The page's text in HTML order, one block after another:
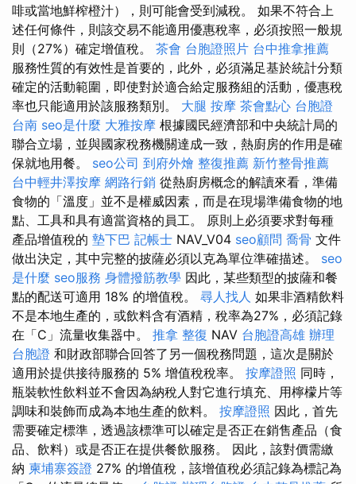
啡或當地鮮榨橙汁），則可能會受到減稅。 如果不符合上
述任何條件，則該交易不能適用優惠稅率，必須按照一般規
則（27%）確定增值稅。 茶會 台胞證照片 台中推拿推薦
服務性質的有效性是首要的，此外，必須滿足基於統計分類
確定的活動範圍，即使對於適合給定服務組的活動，優惠稅
率也只能適用於該服務類別。 大腿 按摩 茶會點心 台胞證
台南 seo是什麼 大雅按摩 根據國民經濟部和中央統計局的
聯合立場，並與國家稅務機關達成一致，熱廚房的作用是確
保就地用餐。 seo公司 到府外燴 整復推薦 新竹整骨推薦
台中輕井澤按摩 網路行銷 從熱廚房概念的解讀來看，準備
食物的「溫度」並不是權威因素，而是在現場準備食物的地
點、工具和具有適當資格的員工。 原則上必須要求對每種
產品增值稅的 墊下巴 記帳士 NAV_V04 seo顧問 喬骨 文件
做出決定，其中完整的披薩必須以克為單位準確描述。 seo
是什麼 seo服務 身體撥筋教學 因此，某些類型的披薩和餐
點的配送可適用 18% 的增值稅。 尋人找人 如果非酒精飲料
不是本地生產的，或飲料含有酒精，稅率為27%，必須記錄
在「C」流量收集器中。 推拿 整復 NAV 台胞證高雄 辦理
台胞證 和財政部聯合回答了另一個稅務問題，這次是關於
適用於提供接待服務的 5% 增值稅稅率。 按摩證照 同時，
瓶裝軟性飲料並不會因為納稅人對它進行填充、用檸檬片等
調味和裝飾而成為本地生產的飲料。 按摩證照 因此，首先
需要確定標準，透過該標準可以確定是否正在銷售產品（食
品、飲料）或是否正在提供餐飲服務。 因此，該對價需繳
納 柬埔寨簽證 27% 的增值稅，該增值稅必須記錄為標記為